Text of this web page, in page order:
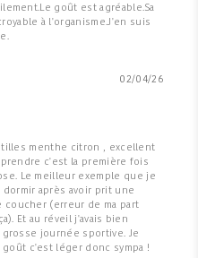
goût est agréable.Sa
à l'organisme.J'en suis
02/04/26
menthe citron , excellent
c'est la première fois
Le meilleur exemple que je
après avoir prit une
coucher (erreur de ma part
Et au réveil j'avais bien
journée sportive. Je
goût c'est léger donc sympa !